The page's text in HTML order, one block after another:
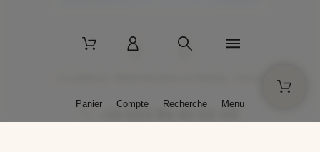
+33 (0)3 86 45 50 00
Panier Compte Recherche Menu